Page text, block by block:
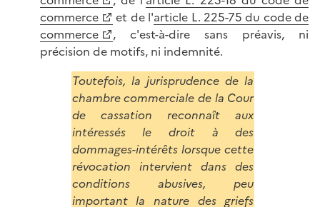
commerce
et de l'article L. 225-75 du code de
commerce
, c'est-à-dire sans préavis, ni
précision de motifs, ni indemnité.
Toutefois, la jurisprudence de la
chambre commerciale de la Cour
de cassation reconnaît aux
intéressés le droit à des
dommages-intérêts lorsque cette
révocation intervient dans des
conditions abusives, peu
important la nature des griefs